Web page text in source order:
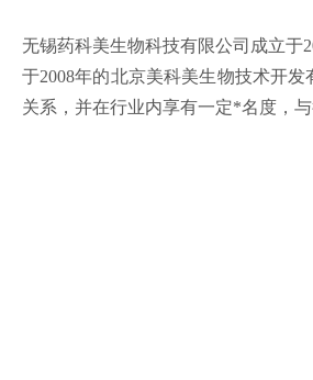
无锡药科美生物科技有限公司成立于
于2008年的北京美科美生物技术开
关系，并在行业内享有一定*名度，